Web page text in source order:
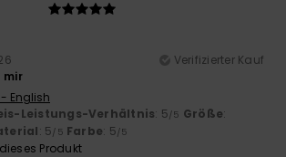
Verifizierter Kauf
mir
English
Leistungs-Verhältnis: 5/5 Größe:
: 5/5 Farbe: 5/5
Produkt